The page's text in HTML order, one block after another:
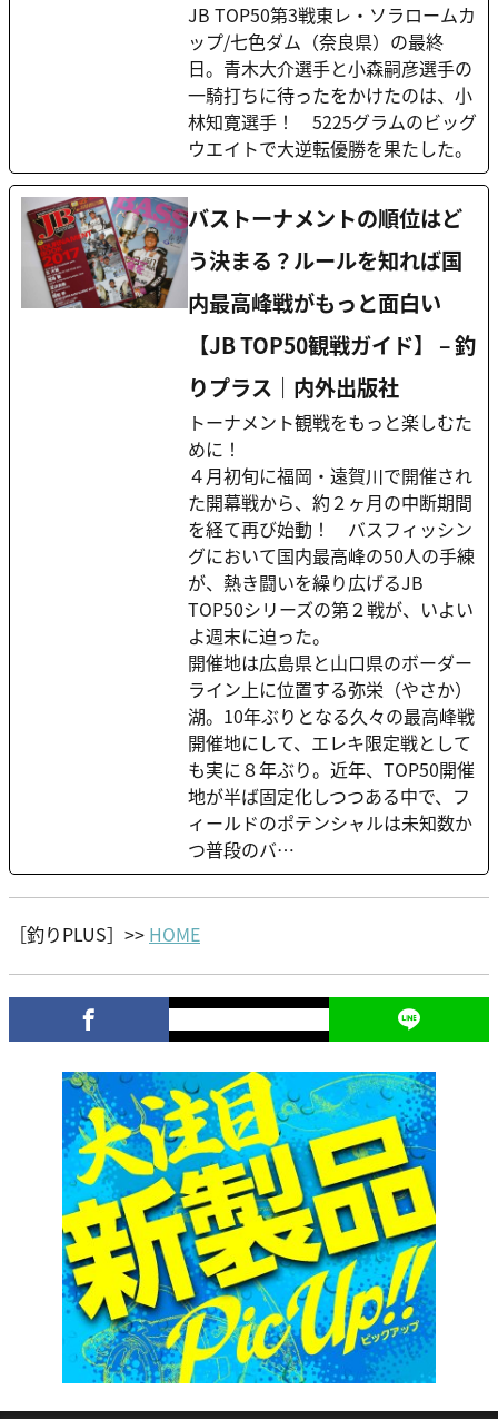
JB TOP50第3戦東レ・ソラロームカ
ップ/七色ダム（奈良県）の最終
日。青木大介選手と小森嗣彦選手の
一騎打ちに待ったをかけたのは、小
林知寛選手！ 5225グラムのビッグ
ウエイトで大逆転優勝を果たした。
バストーナメントの順位はど
う決まる？ルールを知れば国
内最高峰戦がもっと面白い
【JB TOP50観戦ガイド】 – 釣
りプラス｜内外出版社
トーナメント観戦をもっと楽しむた
めに！
４月初旬に福岡・遠賀川で開催され
た開幕戦から、約２ヶ月の中断期間
を経て再び始動！ バスフィッシン
グにおいて国内最高峰の50人の手練
が、熱き闘いを繰り広げるJB
TOP50シリーズの第２戦が、いよい
よ週末に迫った。
開催地は広島県と山口県のボーダー
ライン上に位置する弥栄（やさか）
湖。10年ぶりとなる久々の最高峰戦
開催地にして、エレキ限定戦として
も実に８年ぶり。近年、TOP50開催
地が半ば固定化しつつある中で、フ
ィールドのポテンシャルは未知数か
つ普段のバ…
［釣りPLUS］>> HOME